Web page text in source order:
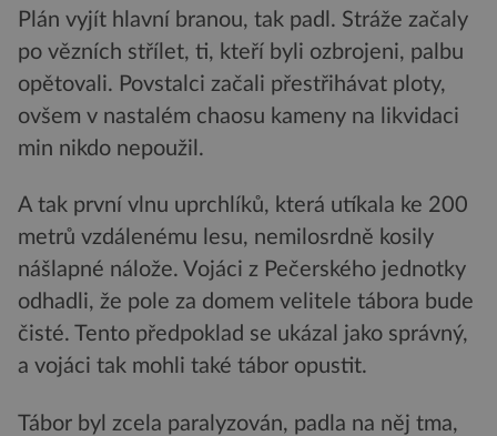
Plán vyjít hlavní branou, tak padl. Stráže začaly
po vězních střílet, ti, kteří byli ozbrojeni, palbu
opětovali. Povstalci začali přestřihávat ploty,
ovšem v nastalém chaosu kameny na likvidaci
min nikdo nepoužil.
A tak první vlnu uprchlíků, která utíkala ke 200
metrů vzdálenému lesu, nemilosrdně kosily
nášlapné nálože. Vojáci z Pečerského jednotky
odhadli, že pole za domem velitele tábora bude
čisté. Tento předpoklad se ukázal jako správný,
a vojáci tak mohli také tábor opustit.
Tábor byl zcela paralyzován, padla na něj tma,